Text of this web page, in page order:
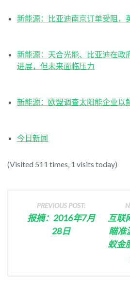
新能源：比亚迪南京订单受阻，
新能源：天合光能、比亚迪在政
进展，但未来面临压力
新能源：欧盟调查太阳能企业以
今日新闻
(Visited 511 times, 1 visits today)
PREVIOUS POST:
报摘：2016年7月
28日
互联
瞄准
蚁金